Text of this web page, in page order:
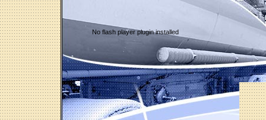
No flash player plugin installed